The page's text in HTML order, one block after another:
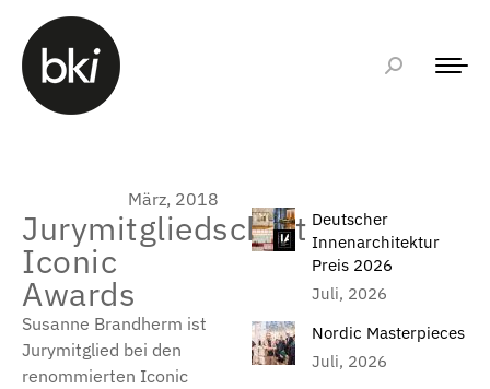
März, 2018
Jurymitgliedschaft
Iconic
Awards
Susanne Brandherm ist
Jurymitglied bei den
renommierten Iconic
Deutscher
Innenarchitektur
Preis 2026
Juli, 2026
Nordic Masterpieces
Juli, 2026